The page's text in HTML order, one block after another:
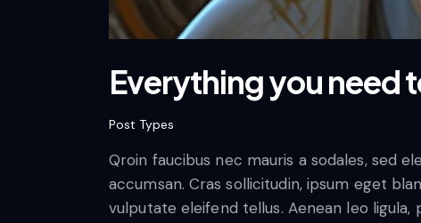
Everything you need
Post Types
Qroin faucibus nec mauris a sodales, sed
accumsan. Cras sollicitudin, ipsum eget
vulputate eleifend tellus. Aenean leo